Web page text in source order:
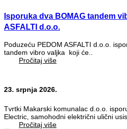
Isporuka dva BOMAG tandem
ASFALTI d.o.o.
Poduzeću PEDOM ASFALTI d.o.o.
tandem vibro valjka koji će..
Pročitaj više
23. srpnja 2026.
Tvrtki Makarski komunalac d.o.o.
Electric, samohodni električni ulični
Pročitaj više